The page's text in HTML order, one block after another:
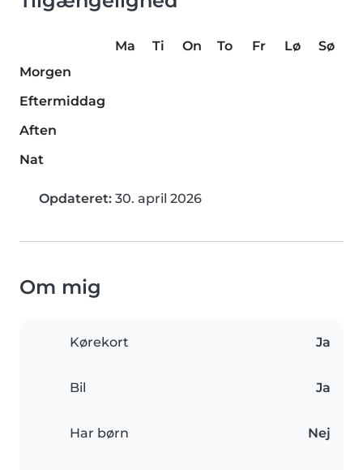
Ma Ti On To Fr Lø
Sø
Morgen
Eftermiddag
Aften
Nat
Opdateret: 30. april 2026
Om mig
Kørekort Ja
Bil Ja
Har børn Nej